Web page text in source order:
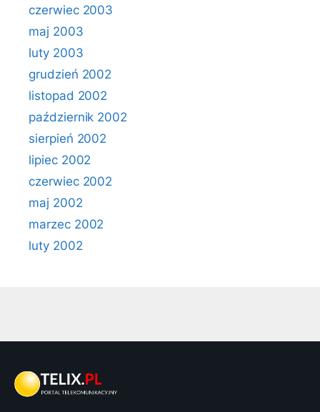
czerwiec 2003
maj 2003
luty 2003
grudzień 2002
listopad 2002
październik 2002
sierpień 2002
lipiec 2002
czerwiec 2002
maj 2002
marzec 2002
luty 2002